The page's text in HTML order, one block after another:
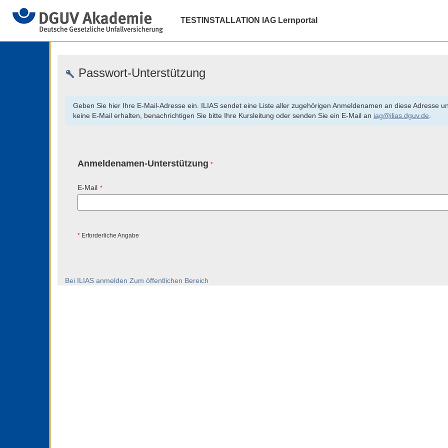
TESTINSTALLATION IAG Lernportal
Passwort-Unterstützung
Geben Sie hier Ihre E-Mail-Adresse ein. ILIAS sendet eine Liste aller zugehörigen Anmeldenamen an diese Adresse
keine E-Mail erhalten, benachrichtigen Sie bitte Ihre Kursleitung oder senden Sie ein E-Mail an iag@ilias.dguv.de
Anmeldenamen-Unterstützung *
E-Mail *
* Erforderliche Angabe
Bei ILIAS anmelden Zum öffentlichen Bereich